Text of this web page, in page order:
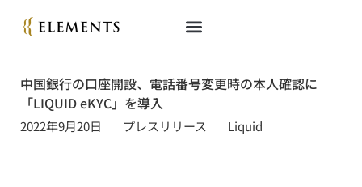
中国銀行の口座開設、電話番号変更時の本人確認に
「LIQUID eKYC」を導入
2022年9月20日 プレスリリース Liquid